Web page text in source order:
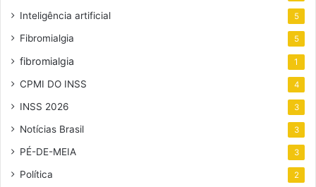
Inteligência artificial 5
Fibromialgia 5
fibromialgia 1
CPMI DO INSS 4
INSS 2026 3
Notícias Brasil 3
PÉ-DE-MEIA 3
Política 2